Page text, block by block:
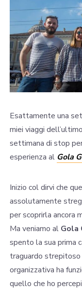
Esattamente una
miei viaggi
settimana di stop
esperienza al Gola
Inizio col dirvi che
assolutamente
per scoprirla ancora
Ma veniamo al Gola
spento la sua prima
traguardo
organizzativa ha
quello che ho